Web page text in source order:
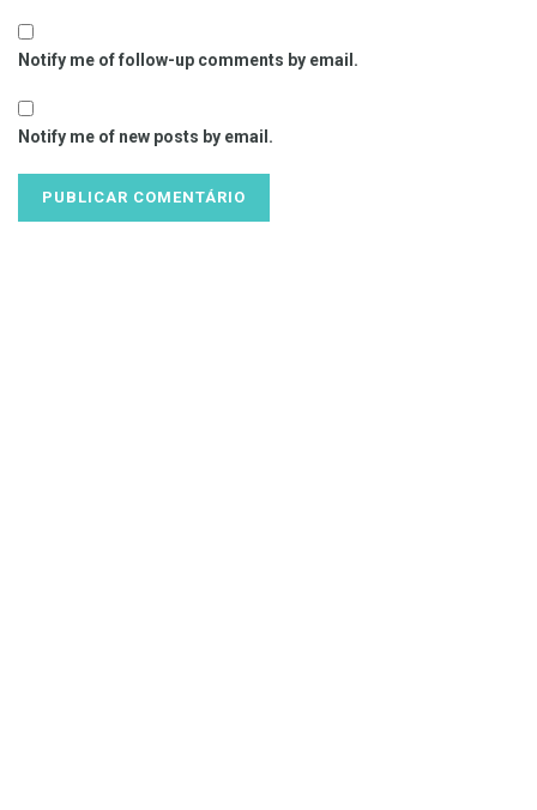
Notify me of follow-up comments by email.
Notify me of new posts by email.